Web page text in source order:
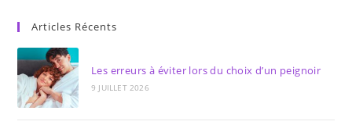
Articles Récents
Les erreurs à éviter lors du choix d’un peignoir
9 JUILLET 2026